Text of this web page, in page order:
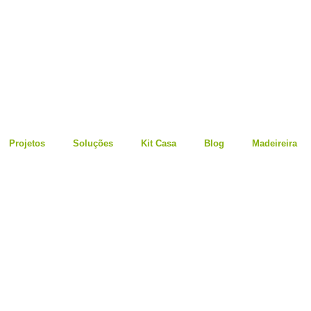
Projetos Soluções Kit Casa Blog Madeireira